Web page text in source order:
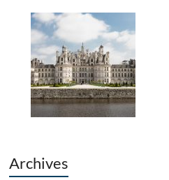
Archives